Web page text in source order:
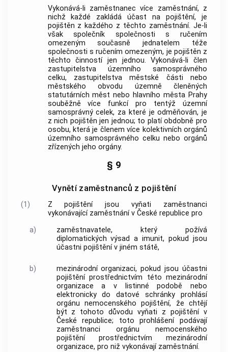
Vykonává-li zaměstnanec více zaměstnání, z
nichž každé zakládá účast na pojištění, je
pojištěn z každého z těchto zaměstnání. Je-li
však společník společnosti s ručením
omezeným současně jednatelem téže
společnosti s ručením omezeným, je pojištěn z
těchto činností jen jednou. Vykonává-li člen
zastupitelstva územního samosprávného
celku, zastupitelstva městské části nebo
městského obvodu územně členěných
statutárních měst nebo hlavního města Prahy
souběžně více funkcí pro tentýž územní
samosprávný celek, za které je odměňován, je
z nich pojištěn jen jednou; to platí obdobně pro
osobu, která je členem více kolektivních orgánů
územního samosprávného celku nebo orgánů
zřízených jeho orgány.
§ 9
Vynětí zaměstnanců z pojištění
(1)
Z pojištění jsou vyňati zaměstnanci
vykonávající zaměstnánív České republice pro
a)
zaměstnavatele, který požívá
diplomatických výsad a imunit, pokud jsou
účastni pojištění v jiném státě,
b)
mezinárodní organizaci, pokud jsou účastni
pojištění prostřednictvím této mezinárodní
organizace a v listinné podobě nebo
elektronicky do datové schránky prohlásí
orgánu nemocenského pojištění, že chtějí
být z tohoto důvodu vyňati z pojištění v
České republice; toto prohlášení podávají
zaměstnanci orgánu nemocenského
pojištění prostřednictvím mezinárodní
organizace, pro niž vykonávají zaměstnání.